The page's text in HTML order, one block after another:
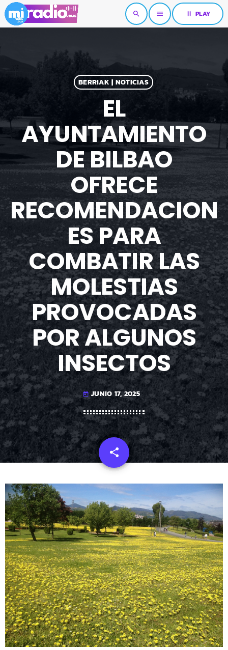
search menu pause PLAY
BERRIAK | NOTICIAS
EL
AYUNTAMIENTO
DE BILBAO
OFRECE
RECOMENDACION
ES PARA
COMBATIR LAS
MOLESTIAS
PROVOCADAS
POR ALGUNOS
INSECTOS
today JUNIO 17, 2025
share
email